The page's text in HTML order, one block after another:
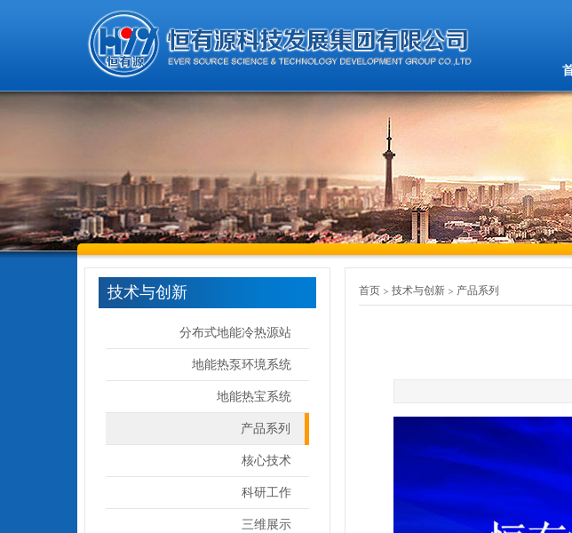
技术与创新
分布式地能冷热源站
地能热泵环境系统
地能热宝系统
产品系列
核心技术
科研工作
三维展示
首页 技术与创新 产品系列